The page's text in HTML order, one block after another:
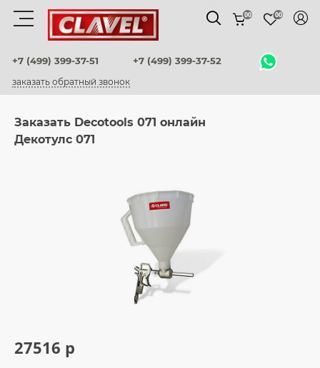
+7 (499) 399-37-51 +7 (499) 399-37-52
заказать обратный звонок
00 00
Материалы
штукатурки венецианские
декоративные краски
мультиколорные краски
краски
воски и лаки
Заказать Decotools 071 онлайн
Декотулс 071
27516 р